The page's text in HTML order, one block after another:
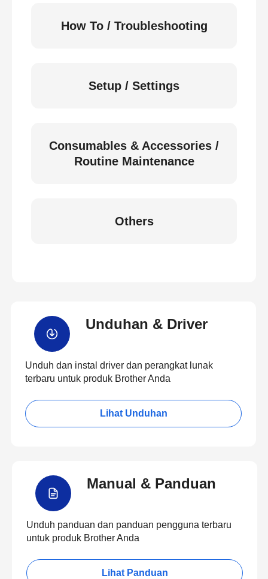
How To / Troubleshooting
Setup / Settings
Consumables & Accessories /
Routine Maintenance
Others
Unduhan & Driver
Unduh dan instal driver dan perangkat lunak
terbaru untuk produk Brother Anda
Lihat Unduhan
Manual & Panduan
Unduh panduan dan panduan pengguna terbaru
untuk produk Brother Anda
Lihat Panduan